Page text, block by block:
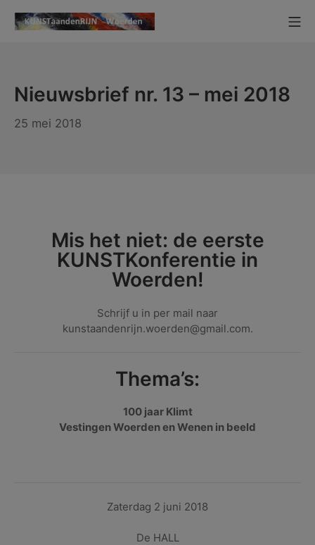
naar
Nieuwsbrief nr. 13 – mei 2018
25 mei 2018
Mis het niet: de eerste
KUNSTKonferentie in
Woerden!
Schrijf u in per mail naar
kunstaandenrijn.woerden@gmail.com.
Thema’s:
100 jaar Klimt
Vestingen Woerden en Wenen in beeld
Zaterdag 2 juni 2018
De HALL